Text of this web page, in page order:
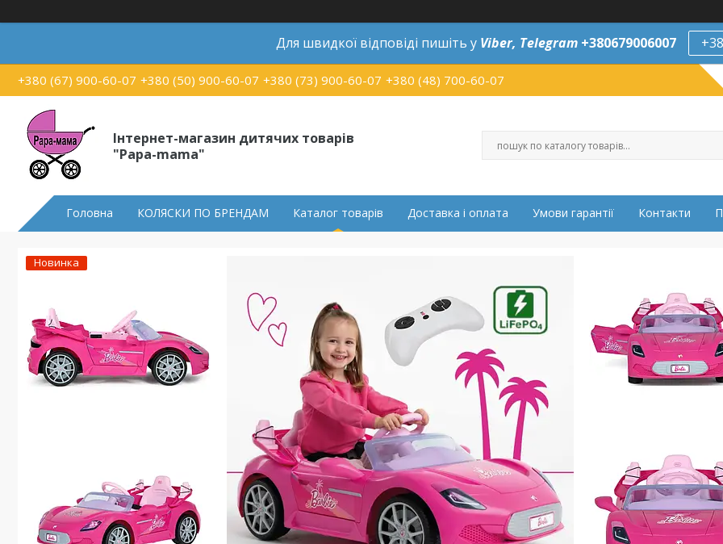
Для швидкої відповіді пишіть у Viber, Telegram +380679006007
+380 (67) 900-60-07 +380 (50) 900-60-07 +380 (73) 900-60-07 +380 (48) 700-60-07
Інтернет-магазин дитячих товарів
"Papa-mama"
Головна КОЛЯСКИ ПО БРЕНДАМ Каталог товарів Доставка і оплата Умови гарантії Контакти
Новинка